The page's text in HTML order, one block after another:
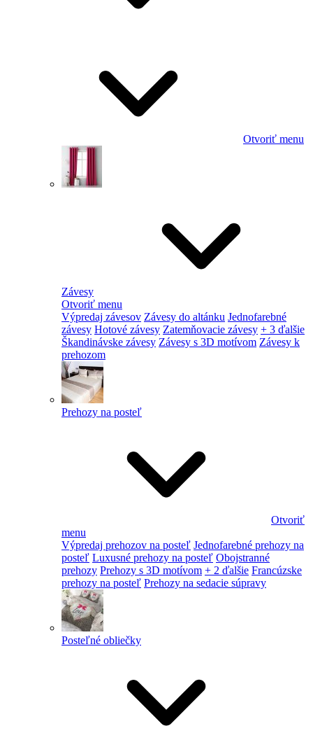
Otvoriť menu
Závesy
Otvoriť menu
Výpredaj závesov Závesy do altánku Jednofarebné
závesy Hotové závesy Zatemňovacie závesy + 3 ďalšie
Škandinávske závesy Závesy s 3D motívom Závesy k
prehozom
Prehozy na posteľ
Otvoriť
menu
Výpredaj prehozov na posteľ Jednofarebné prehozy na
posteľ Luxusné prehozy na posteľ Obojstranné
prehozy Prehozy s 3D motívom + 2 ďalšie Francúzske
prehozy na posteľ Prehozy na sedacie súpravy
Posteľné obliečky